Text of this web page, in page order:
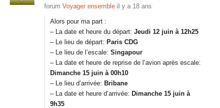
forum Voyager ensemble il y a 18 ans
Alors pour ma part :
– La date et heure du départ: Jeudi 12 juin à 12h25
– Le lieu de départ: Paris CDG
– Le lieu de l’escale: Singapour
– La date et heure de reprise de l’avion après escale:
Dimanche 15 juin à 00h10
– Le lieu d’arrivée: Bribane
– La date et heure d’arrivée: Dimanche 15 juin à
9h35